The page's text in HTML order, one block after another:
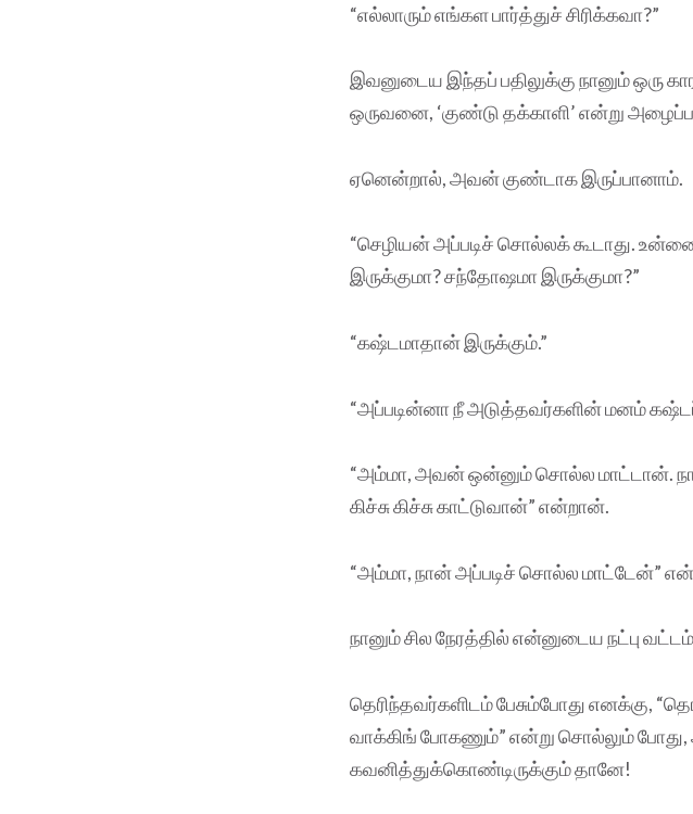
“எல்லாரும் எங்கள பார்த்துச் சிரிக்கவா?”
இவனுடைய இந்தப் பதிலுக்கு நானும் ஒரு
ஒருவனை, ‘குண்டு தக்காளி’ என்று
ஏனென்றால், அவன் குண்டாக இருப்பானாம்.
“செழியன் அப்படிச் சொல்லக் கூடாது.
இருக்குமா? சந்தோஷமா இருக்குமா?”
“கஷ்டமாதான் இருக்கும்.”
“அப்படின்னா நீ அடுத்தவர்களின் மனம்
“அம்மா, அவன் ஒன்னும் சொல்ல மாட்டான்.
கிச்சு கிச்சு காட்டுவான்” என்றான்.
“அம்மா, நான் அப்படிச் சொல்ல மாட்டேன்”
நானும் சில நேரத்தில் என்னுடைய நட்பு
தெரிந்தவர்களிடம் பேசும்போது எனக்கு,
வாக்கிங் போகணும்” என்று சொல்லும்
கவனித்துக்கொண்டிருக்கும் தானே!